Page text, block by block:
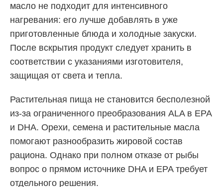
масло не подходит для интенсивного
нагревания: его лучше добавлять в уже
приготовленные блюда и холодные закуски.
После вскрытия продукт следует хранить в
соответствии с указаниями изготовителя,
защищая от света и тепла.
Растительная пища не становится бесполезной
из-за ограниченного преобразования ALA в EPA
и DHA. Орехи, семена и растительные масла
помогают разнообразить жировой состав
рациона. Однако при полном отказе от рыбы
вопрос о прямом источнике DHA и EPA требует
отдельного решения.